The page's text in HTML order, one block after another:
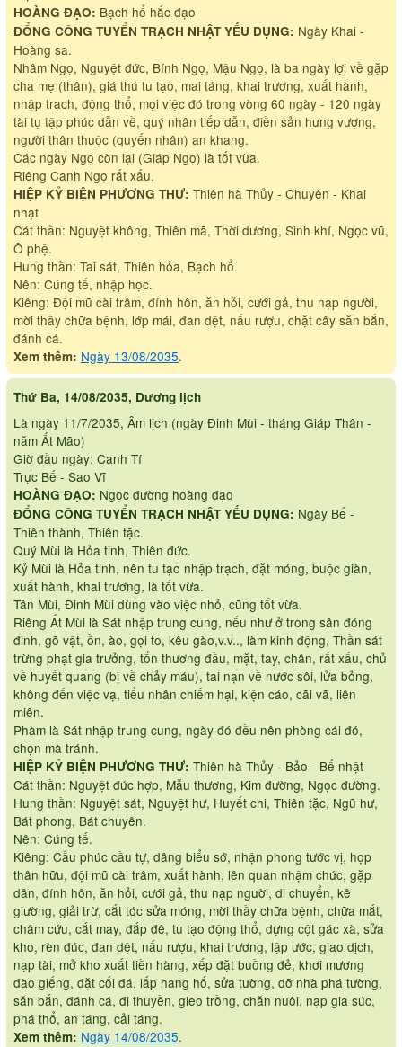
HOÀNG ĐẠO: Bạch hổ hắc đạo
ĐỔNG CÔNG TUYỂN TRẠCH NHẬT YẾU DỤNG: Ngày Khai -
Hoàng sa.
Nhâm Ngọ, Nguyệt đức, Bính Ngọ, Mậu Ngọ, là ba ngày lợi về gặp
cha mẹ (thân), giá thú tu tạo, mai táng, khai trương, xuất hành,
nhập trạch, động thổ, mọi việc đó trong vòng 60 ngày - 120 ngày
tài tụ tập phúc dẫn về, quý nhân tiếp dẫn, điền sản hưng vượng,
người thân thuộc (quyến nhân) an khang.
Các ngày Ngọ còn lại (Giáp Ngọ) là tốt vừa.
Riêng Canh Ngọ rất xấu.
HIỆP KỶ BIỆN PHƯƠNG THƯ: Thiên hà Thủy - Chuyên - Khai
nhật
Cát thần: Nguyệt không, Thiên mã, Thời dương, Sinh khí, Ngọc vũ,
Ô phệ.
Hung thần: Tai sát, Thiên hỏa, Bạch hổ.
Nên: Cúng tế, nhập học.
Kiêng: Đội mũ cài trâm, đính hôn, ăn hỏi, cưới gả, thu nạp người,
mời thầy chữa bệnh, lớp mái, đan dệt, nấu rượu, chặt cây săn bắn,
đánh cá.
Xem thêm: Ngày 13/08/2035.
Thứ Ba, 14/08/2035, Dương lịch
Là ngày 11/7/2035, Âm lịch (ngày Đinh Mùi - tháng Giáp Thân -
năm Ất Mão)
Giờ đầu ngày: Canh Tí
Trực Bế - Sao Vĩ
HOÀNG ĐẠO: Ngọc đường hoàng đạo
ĐỔNG CÔNG TUYỂN TRẠCH NHẬT YẾU DỤNG: Ngày Bế -
Thiên thành, Thiên tặc.
Quý Mùi là Hỏa tinh, Thiên đức.
Kỷ Mùi là Hỏa tinh, nên tu tạo nhập trạch, đặt móng, buộc giàn,
xuất hành, khai trương, là tốt vừa.
Tân Mùi, Đinh Mùi dùng vào việc nhỏ, cũng tốt vừa.
Riêng Ất Mùi là Sát nhập trung cung, nếu như ở trong sân đóng
đinh, gõ vật, ồn, ào, gọi to, kêu gào,v.v.., làm kinh động, Thần sát
trừng phạt gia trưởng, tổn thương đầu, mặt, tay, chân, rất xấu, chủ
về huyết quang (bị về chảy máu), tai nạn về nước sôi, lửa bỏng,
không đến việc vạ, tiểu nhân chiếm hại, kiện cáo, cãi vã, liên
miên.
Phàm là Sát nhập trung cung, ngày đó đều nên phòng cái đó,
chọn mà tránh.
HIỆP KỶ BIỆN PHƯƠNG THƯ: Thiên hà Thủy - Bảo - Bế nhật
Cát thần: Nguyệt đức hợp, Mẫu thương, Kim đường, Ngọc đường.
Hung thần: Nguyệt sát, Nguyệt hư, Huyết chi, Thiên tặc, Ngũ hư,
Bát phong, Bát chuyên.
Nên: Cúng tế.
Kiêng: Cầu phúc cầu tự, dâng biểu sớ, nhận phong tước vị, họp
thân hữu, đội mũ cài trâm, xuất hành, lên quan nhậm chức, gặp
dân, đính hôn, ăn hỏi, cưới gả, thu nạp người, di chuyển, kê
giường, giải trừ, cắt tóc sửa móng, mời thầy chữa bệnh, chữa mắt,
châm cứu, cắt may, đắp đê, tu tạo động thổ, dựng cột gác xà, sửa
kho, rèn đúc, đan dệt, nấu rượu, khai trương, lập ước, giao dịch,
nạp tài, mở kho xuất tiền hàng, xếp đặt buồng đẻ, khơi mương
đào giếng, đặt cối đá, lấp hang hố, sửa tường, dỡ nhà phá tường,
săn bắn, đánh cá, đi thuyền, gieo trồng, chăn nuôi, nạp gia súc,
phá thổ, an táng, cải táng.
Xem thêm: Ngày 14/08/2035.